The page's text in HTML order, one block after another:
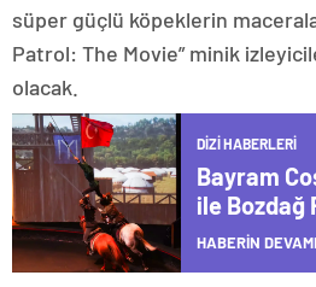
süper güçlü köpeklerin
Patrol: The Movie” minik
olacak.
DIZI HABERLERI
Bayram
ile Bozdağ
HABERİN DEVAMI